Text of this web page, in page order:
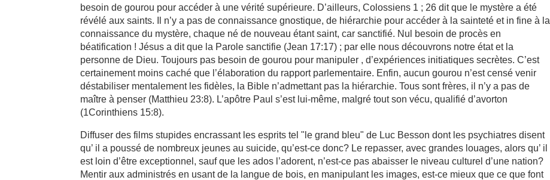
besoin de gourou pour accéder à une vérité supérieure. D’ailleurs, Colossiens 1 ; 26 dit que le mystère a été
révélé aux saints. Il n’y a pas de connaissance gnostique, de hiérarchie pour accéder à la sainteté et in fine à la
connaissance du mystère, chaque né de nouveau étant saint, car sanctifié. Nul besoin de procès en
béatification ! Jésus a dit que la Parole sanctifie (Jean 17:17) ; par elle nous découvrons notre état et la
personne de Dieu. Toujours pas besoin de gourou pour manipuler , d’expériences initiatiques secrètes. C’est
certainement moins caché que l’élaboration du rapport parlementaire. Enfin, aucun gourou n’est censé venir
déstabiliser mentalement les fidèles, la Bible n’admettant pas la hiérarchie. Tous sont frères, il n’y a pas de
maître à penser (Matthieu 23:8). L’apôtre Paul s’est lui-même, malgré tout son vécu, qualifié d’avorton
(1Corinthiens 15:8).
Diffuser des films stupides encrassant les esprits tel "le grand bleu" de Luc Besson dont les psychiatres disent
qu’ il a poussé de nombreux jeunes au suicide, qu’est-ce donc? Le repasser, avec grandes louages, alors qu’ il
est loin d’être exceptionnel, sauf que les ados l’adorent, n’est-ce pas abaisser le niveau culturel d’une nation?
Mentir aux administrés en usant de la langue de bois, en manipulant les images, est-ce mieux que ce que font